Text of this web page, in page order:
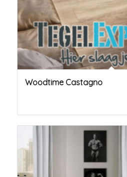
Woodtime Castagno